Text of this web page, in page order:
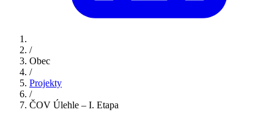
/
Obec
/
Projekty
/
ČOV Úlehle – I. Etapa